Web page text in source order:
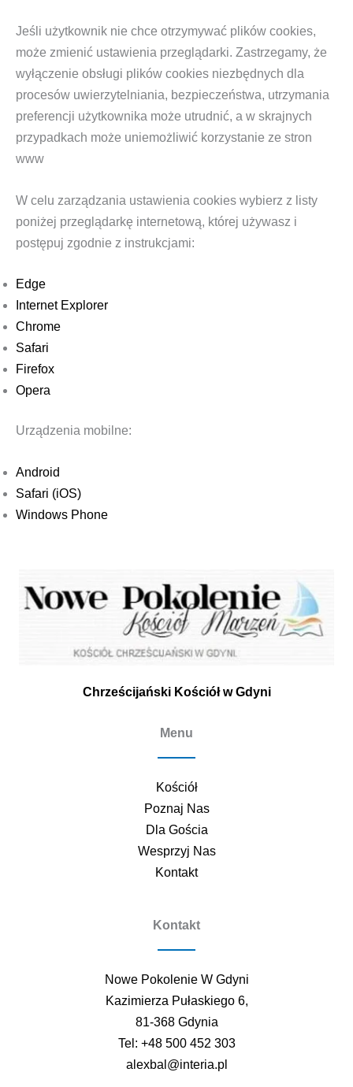
Jeśli użytkownik nie chce otrzymywać plików cookies,
może zmienić ustawienia przeglądarki. Zastrzegamy, że
wyłączenie obsługi plików cookies niezbędnych dla
procesów uwierzytelniania, bezpieczeństwa, utrzymania
preferencji użytkownika może utrudnić, a w skrajnych
przypadkach może uniemożliwić korzystanie ze stron
www
W celu zarządzania ustawienia cookies wybierz z listy
poniżej przeglądarkę internetową, której używasz i
postępuj zgodnie z instrukcjami:
Edge
Internet Explorer
Chrome
Safari
Firefox
Opera
Urządzenia mobilne:
Android
Safari (iOS)
Windows Phone
Chrześcijański Kościół w Gdyni
Menu
Kościół
Poznaj Nas
Dla Gościa
Wesprzyj Nas
Kontakt
Kontakt
Nowe Pokolenie W Gdyni
Kazimierza Pułaskiego 6,
81-368 Gdynia
Tel: +48 500 452 303
alexbal@interia.pl